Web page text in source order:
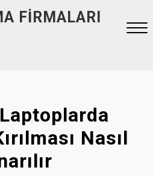
FIRMALARI
Nasıl